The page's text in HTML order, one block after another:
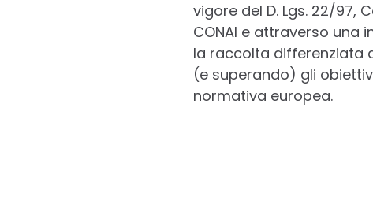
vigore del D. Lgs. 22/97,
CONAI e attraverso una
la raccolta differenziata
(e superando) gli
normativa europea.